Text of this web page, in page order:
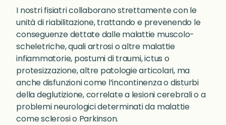
I nostri fisiatri collaborano strettamente con le
unità di riabilitazione, trattando e prevenendo le
conseguenze dettate dalle malattie muscolo-
scheletriche, quali artrosi o altre malattie
infiammatorie, postumi di traumi, ictus o
protesizzazione, altre patologie articolari, ma
anche disfunzioni come l’incontinenza o disturbi
della deglutizione, correlate a lesioni cerebrali o a
problemi neurologici determinati da malattie
come sclerosi o Parkinson.